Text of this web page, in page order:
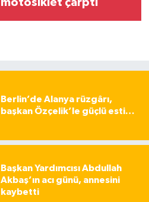
Berlin’de Alanya rüzgârı,
başkan Özçelik’le güçlü esti…
Başkan Yardımcısı Abdullah
Akbaş’ın acı günü, annesini
kaybetti